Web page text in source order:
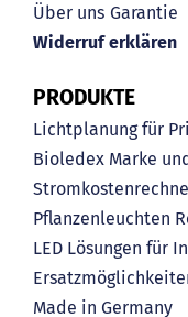
Über uns Garantie
Widerruf erklären
PRODUKTE
Lichtplanung für
Bioledex Marke
Pflanzenleuchten
LED Lösungen für
Made in Germany